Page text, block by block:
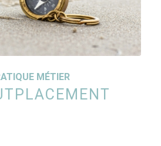
MÉTIER